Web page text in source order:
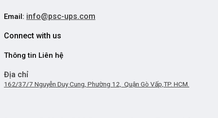
Email: info@psc-ups.com
Connect with us
Thông tin Liên hệ
Địa chỉ
162/37/7 Nguyễn Duy Cung, Phường 12, Quận Gò Vấp,TP. HCM.